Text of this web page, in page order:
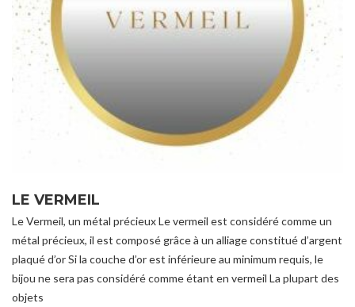
LE VERMEIL
Le Vermeil, un métal précieux Le vermeil est considéré comme un
métal précieux, il est composé grâce à un alliage constitué d’argent
plaqué d’or Si la couche d’or est inférieure au minimum requis, le
bijou ne sera pas considéré comme étant en vermeil La plupart des
objets